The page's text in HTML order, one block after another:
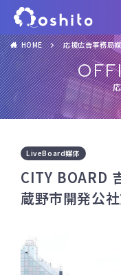
HOME 応援広告事務局
LiveBoard媒体
CITY BOARD
蔵野市開発公社